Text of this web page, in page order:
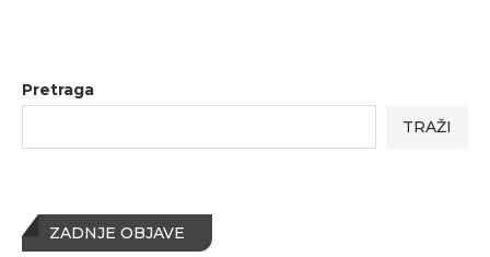
Pretraga
TRAŽI
ZADNJE OBJAVE